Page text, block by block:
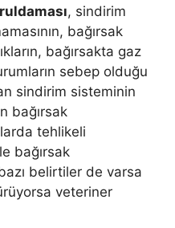
, sindirim
bağırsak
bağırsakta gaz
sebep olduğu
sindirim sisteminin
bağırsak
tehlikeli
bağırsak
belirtiler de varsa
veteriner